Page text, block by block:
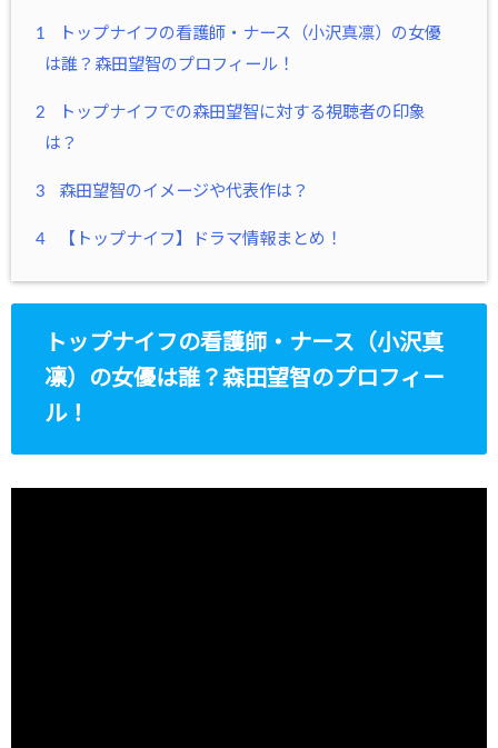
1
トップナイフの看護師・ナース（小沢真凛）の女優
は誰？森田望智のプロフィール！
2
トップナイフでの森田望智に対する視聴者の印象
は？
3 森田望智のイメージや代表作は？
4 【トップナイフ】ドラマ情報まとめ！
トップナイフの看護師・ナース（小沢真
凛）の女優は誰？森田望智のプロフィー
ル！